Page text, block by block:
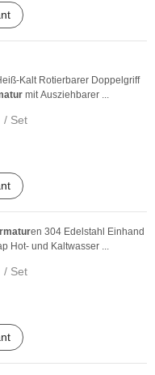
Kalt Rotierbarer Doppelgriff
mit Ausziehbarer ...
/ Set
en 304 Edelstahl Einhand
Hot- und Kaltwasser ...
/ Set